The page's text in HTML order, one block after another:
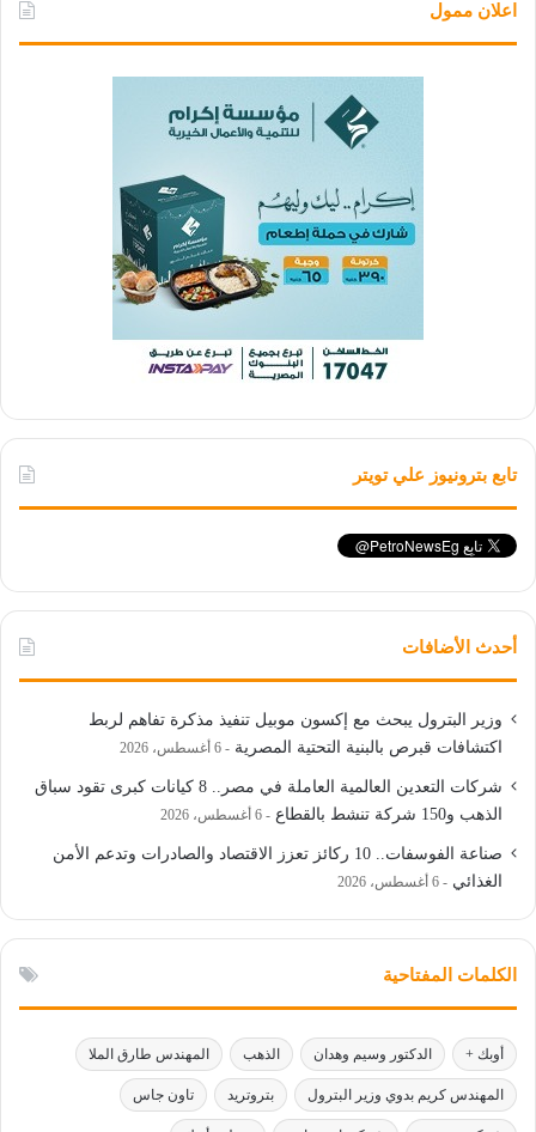
اعلان ممول
تابع بترونيوز علي تويتر
أحدث الأضافات
وزير البترول يبحث مع إكسون موبيل تنفيذ مذكرة تفاهم لربط
اكتشافات قبرص بالبنية التحتية المصرية
6 أغسطس، 2026
شركات التعدين العالمية العاملة في مصر.. 8 كيانات كبرى تقود سباق
الذهب و150 شركة تنشط بالقطاع
6 أغسطس، 2026
صناعة الفوسفات.. 10 ركائز تعزز الاقتصاد والصادرات وتدعم الأمن
الغذائي
6 أغسطس، 2026
الكلمات المفتاحية
أوبك + الدكتور وسيم وهدان الذهب المهندس طارق الملا
المهندس كريم بدوي وزير البترول بتروتريد تاون جاس